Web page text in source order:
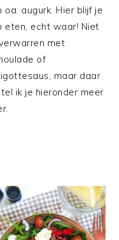
oa. augurk. Hier blijf je
eten, echt waar! Niet
met
of
maar daar
ik je hieronder meer